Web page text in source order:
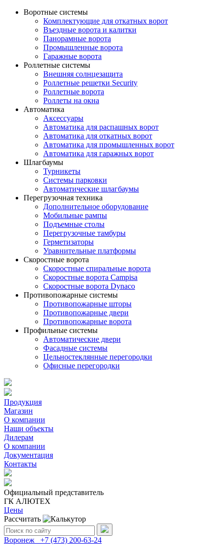
Воротные системы
Комплектующие для откатных ворот
Въездные ворота и калитки
Панорамные ворота
Промышленные ворота
Гаражные ворота
Роллетные системы
Внешняя солнцезащита
Роллетные решетки Security
Роллетные ворота
Роллеты на окна
Автоматика
Аксессуары
Автоматика для распашных ворот
Автоматика для откатных ворот
Автоматика для промышленных ворот
Автоматика для гаражных ворот
Шлагбаумы
Турникеты
Системы парковки
Автоматические шлагбаумы
Перегрузочная техника
Дополнительное оборудование
Мобильные рампы
Подъемные столы
Перегрузочные тамбуры
Герметизаторы
Уравнительные платформы
Скоростные ворота
Скоростные спиральные ворота
Скоростные ворота Campisa
Скоростные ворота Dynaco
Противопожарные системы
Противопожарные шторы
Противопожарные двери
Противопожарные ворота
Профильные системы
Автоматические двери
Фасадные системы
Цельностеклянные перегородки
Офисные перегородки
Продукция
Магазин
О компании
Наши объекты
Дилерам
О компании
Документация
Контакты
Официальный представитель
ГК АЛЮТЕХ
Цены
Рассчитать
Поиск:
Воронеж
+7 (473) 200-63-24